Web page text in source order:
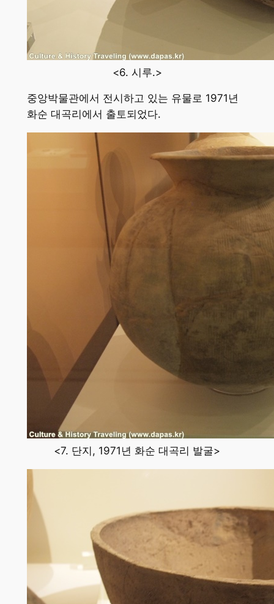
<6. 시루.>
중앙박물관에서 전시하고 있는 유물로 1971년
화순 대곡리에서 출토되었다.
<7. 단지, 1971년 화순 대곡리 발굴>